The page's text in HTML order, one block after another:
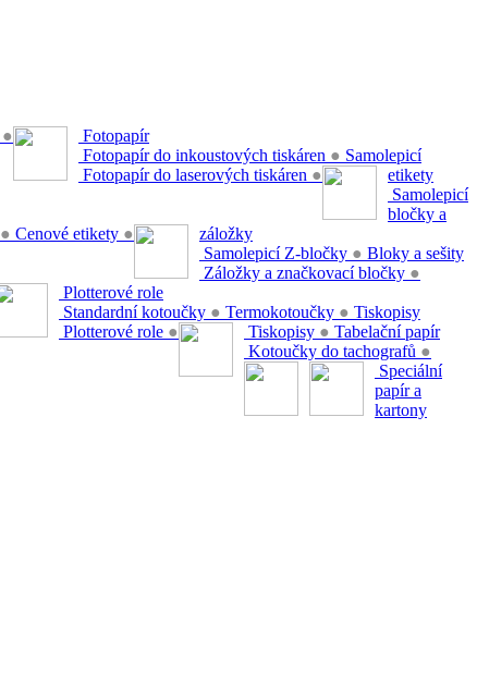
●
Fotopapír
Fotopapír do inkoustových tiskáren ●
Fotopapír do laserových tiskáren ●
Samolepicí
etikety
● Cenové etikety ●
Samolepicí
bločky a
záložky
Samolepicí Z-bločky ●
Záložky a značkovací bločky ●
Bloky a sešity
Plotterové role
Standardní kotoučky ● Termokotoučky ●
Plotterové role ●
Tiskopisy
Tiskopisy ●
Kotoučky do tachografů ●
Tabelační papír
Speciální
papír a
kartony